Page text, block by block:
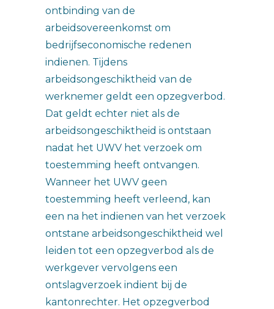
ontbinding van de
arbeidsovereenkomst om
bedrijfseconomische redenen
indienen. Tijdens
arbeidsongeschiktheid van de
werknemer geldt een opzegverbod.
Dat geldt echter niet als de
arbeidsongeschiktheid is ontstaan
nadat het UWV het verzoek om
toestemming heeft ontvangen.
Wanneer het UWV geen
toestemming heeft verleend, kan
een na het indienen van het verzoek
ontstane arbeidsongeschiktheid wel
leiden tot een opzegverbod als de
werkgever vervolgens een
ontslagverzoek indient bij de
kantonrechter. Het opzegverbod